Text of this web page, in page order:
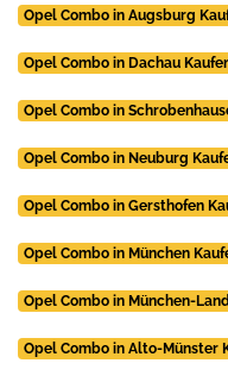
Opel Combo in Augsburg
Opel Combo in Dachau
Opel Combo in
Opel Combo in Neuburg
Opel Combo in Gersthofen
Opel Combo in München
Opel Combo in München-
Opel Combo in Alto-Münster